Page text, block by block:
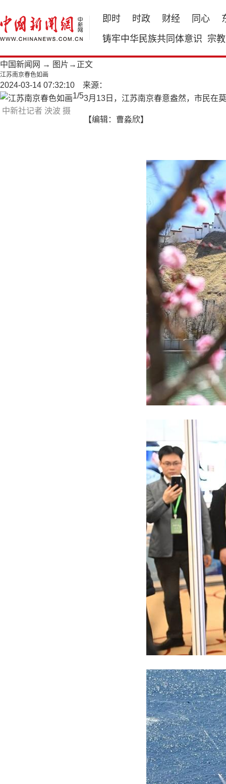
即时 时政 财经 同心
铸牢中华民族共同体意识 宗教
中国新闻网 → 图片 →正文
江苏南京春色如画
2024-03-14 07:32:10 来源：
中新社记者 泱波 摄
1/53月13日，江苏南京春意盎然，市民在
【编辑：曹淼欣】